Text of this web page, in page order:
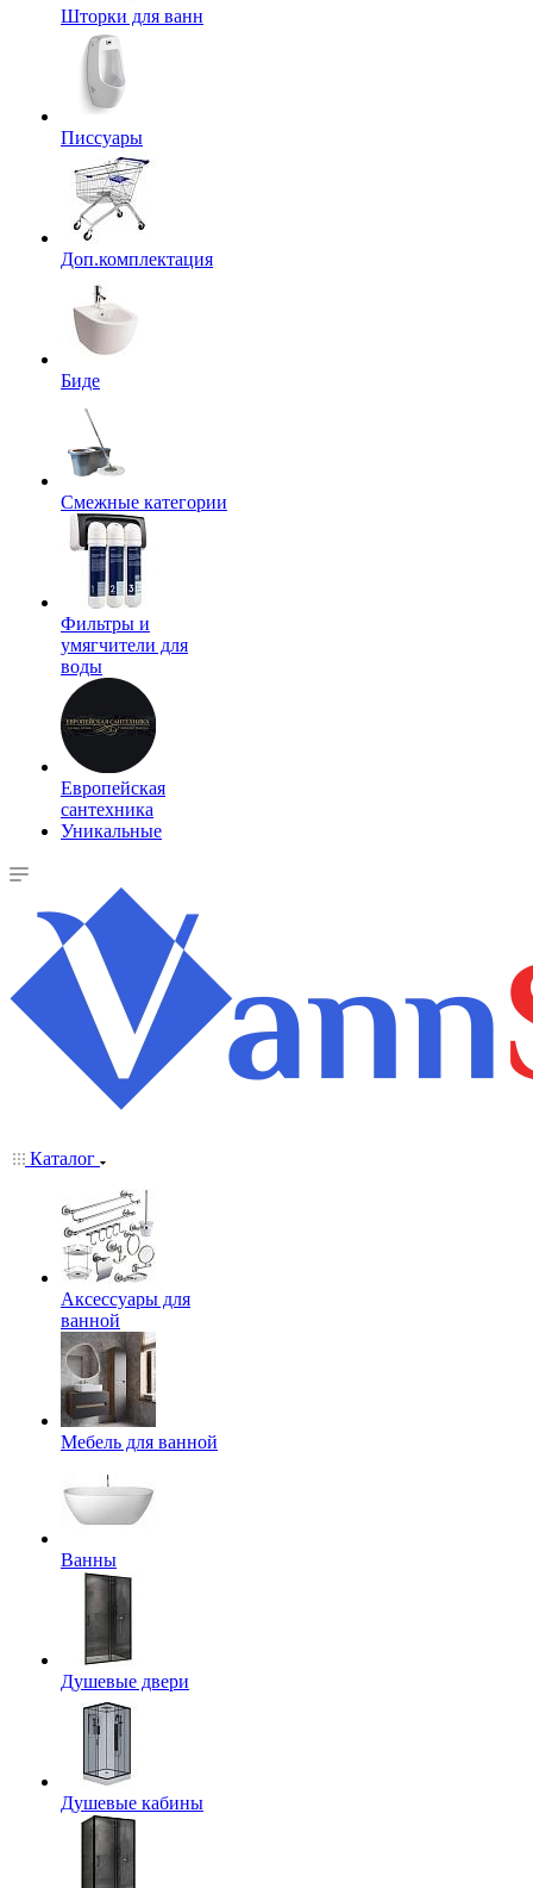
Шторки для ванн
Писсуары
Доп.комплектация
Биде
Смежные категории
Фильтры и
умягчители для
воды
Европейская
сантехника
Уникальные
Каталог
Аксессуары для
ванной
Мебель для ванной
Ванны
Душевые двери
Душевые кабины